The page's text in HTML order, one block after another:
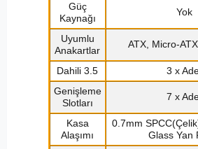
Güç
Kaynağı
Yok
Uyumlu
Anakartlar
ATX, Micro-
Dahili 3.5
3 x
Genişleme
Slotları
7 x
Kasa
Alaşımı
0.7mm
Glass Yan